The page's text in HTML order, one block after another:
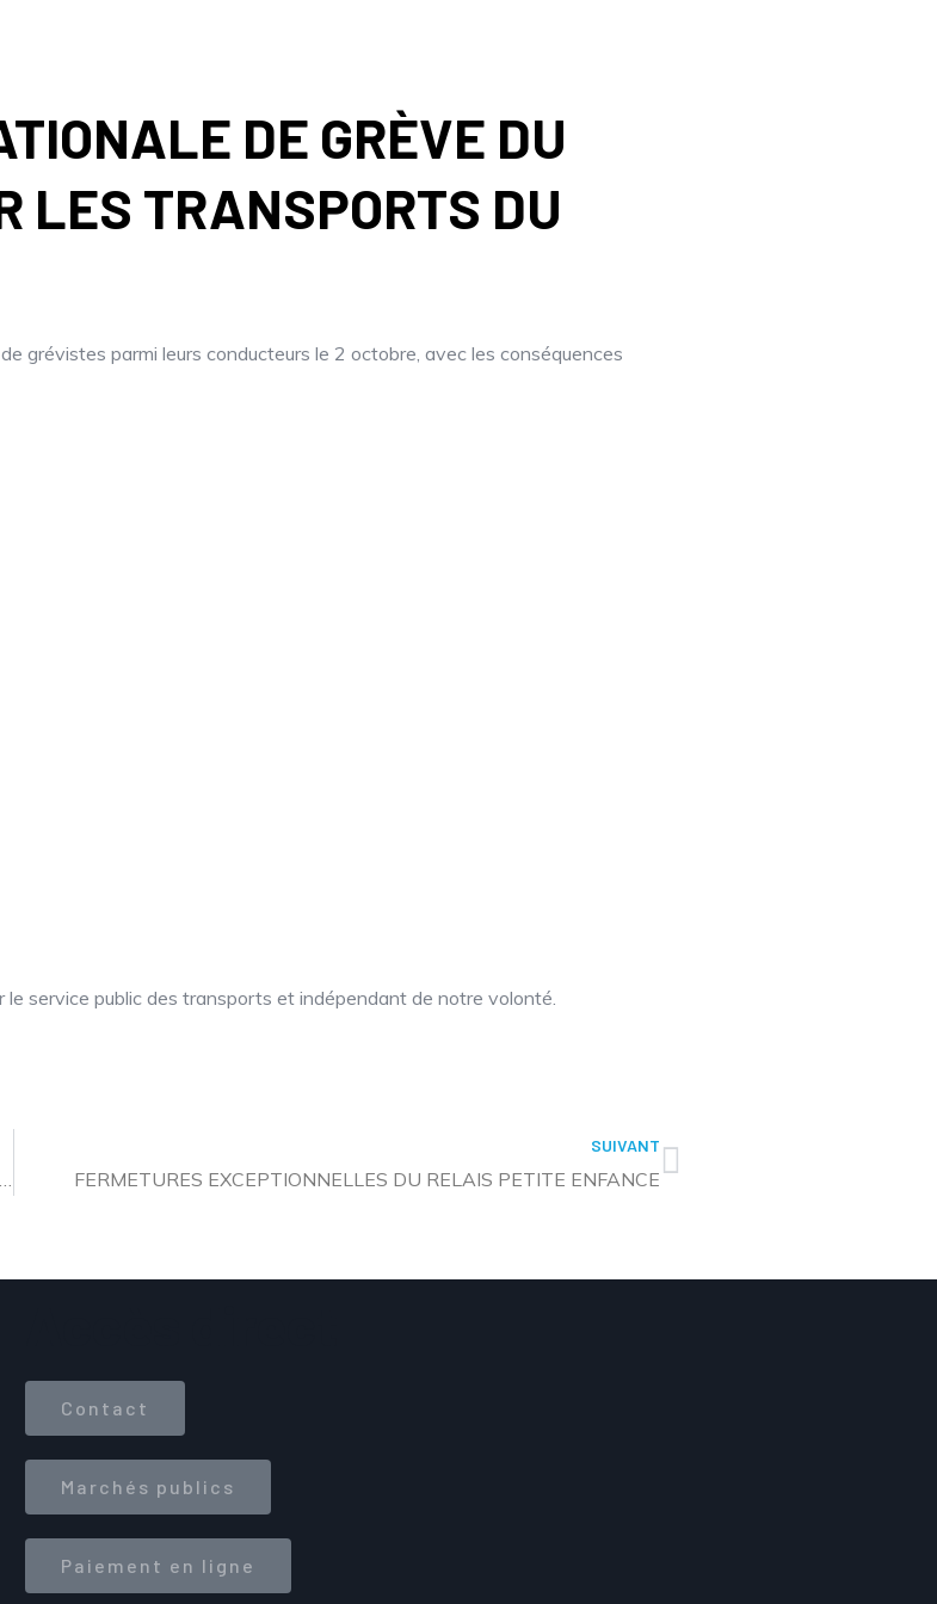
DE GRÈVE DU
LES TRANSPORTS DU
grévistes parmi leurs conducteurs le 2 octobre, avec les conséquences
service public des transports et indépendant de notre volonté.
Grand Marché des Producteurs le 5 octobre 2025 à l’Hôtel de la Communauté à Sarreguemines
SUIVANT
FERMETURES EXCEPTIONNELLES DU RELAIS PETITE ENFANCE
Contact
Marchés publics
Paiement en ligne